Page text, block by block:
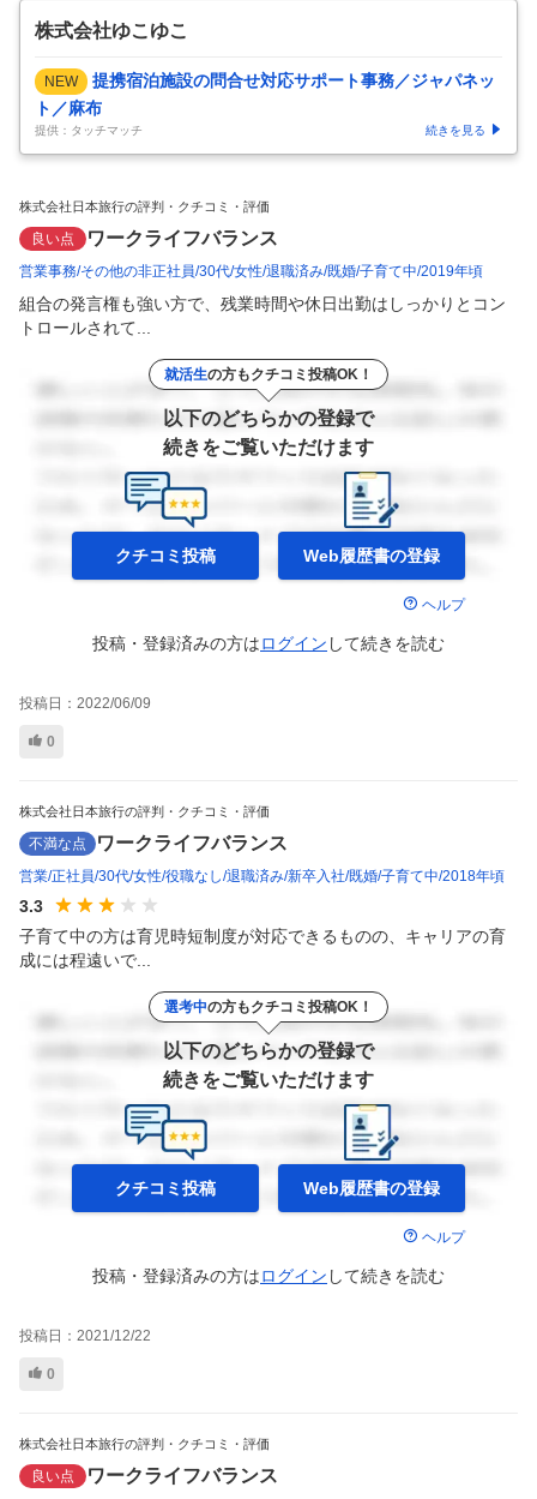
株式会社ゆこゆこ
NEW
提携宿泊施設の問合せ対応サポート事務／ジャパネッ
ト／麻布
提供：タッチマッチ 続きを見る
株式会社日本旅行の評判・クチコミ・評価
良い点 ワークライフバランス
営業事務 その他の非正社員 30代 女性 退職済み 既婚 子育て中 2019年頃
組合の発言権も強い方で、残業時間や休日出勤はしっかりとコン
トロールされて...
就活生の方もクチコミ投稿OK！
以下のどちらかの登録で
続きをご覧いただけます
クチコミ投稿 Web履歴書の登録
ヘルプ
投稿・登録済みの方はログイン して続きを読む
投稿日： 2022/06/09
0
株式会社日本旅行の評判・クチコミ・評価
不満な点 ワークライフバランス
営業 正社員 30代 女性 役職なし 退職済み 新卒入社 既婚 子育て中 2018年頃
3.3
子育て中の方は育児時短制度が対応できるものの、キャリアの育
成には程遠いで...
選考中の方もクチコミ投稿OK！
以下のどちらかの登録で
続きをご覧いただけます
クチコミ投稿 Web履歴書の登録
ヘルプ
投稿・登録済みの方はログイン して続きを読む
投稿日： 2021/12/22
0
株式会社日本旅行の評判・クチコミ・評価
良い点 ワークライフバランス